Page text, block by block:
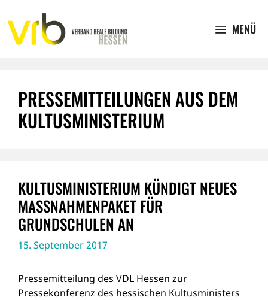
Inhalt
springen
MENÜ
PRESSEMITTEILUNGEN AUS DEM
KULTUSMINISTERIUM
KULTUSMINISTERIUM KÜNDIGT NEUES
MASSNAHMENPAKET FÜR G
RUNDSCHULEN AN
15. September 2017
Pressemitteilung des VDL Hessen zur
Pressekonferenz des hessischen Kultusministers